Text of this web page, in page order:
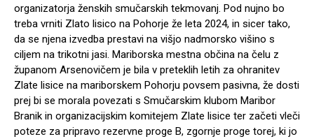
organizatorja ženskih smučarskih tekmovanj. Pod nujno bo
treba vrniti Zlato lisico na Pohorje že leta 2024, in sicer tako,
da se njena izvedba prestavi na višjo nadmorsko višino s
ciljem na trikotni jasi. Mariborska mestna občina na čelu z
županom Arsenovičem je bila v preteklih letih za ohranitev
Zlate lisice na mariborskem Pohorju povsem pasivna, že dosti
prej bi se morala povezati s Smučarskim klubom Maribor
Branik in organizacijskim komitejem Zlate lisice ter začeti vleči
poteze za pripravo rezervne proge B, zgornje proge torej, ki jo